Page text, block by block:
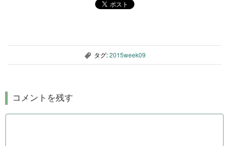
, タグ:2015week09
コメントを残す